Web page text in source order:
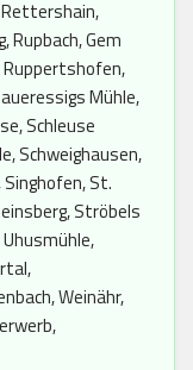
Rettershain,
Rupbach, Gem
Ruppertshofen,
Mühle,
Schleuse
Schweighausen,
St.
Ströbels
Weinähr,